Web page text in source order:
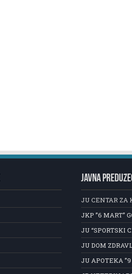
JAVNA
JU CENTAR ZA
JKP ”6 MART”
JU “SPORTSKI
JU DOM
JU APOTEKA